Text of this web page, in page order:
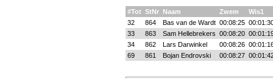
#Tot StNr Naam Zwem
Wis1
32
864 Bas van de Wardt 00:08:25
33
863 Sam Hellebrekers 00:08:20
34
862 Lars Darwinkel 00:08:26
69
861 Bojan Endrovski 00:08:27